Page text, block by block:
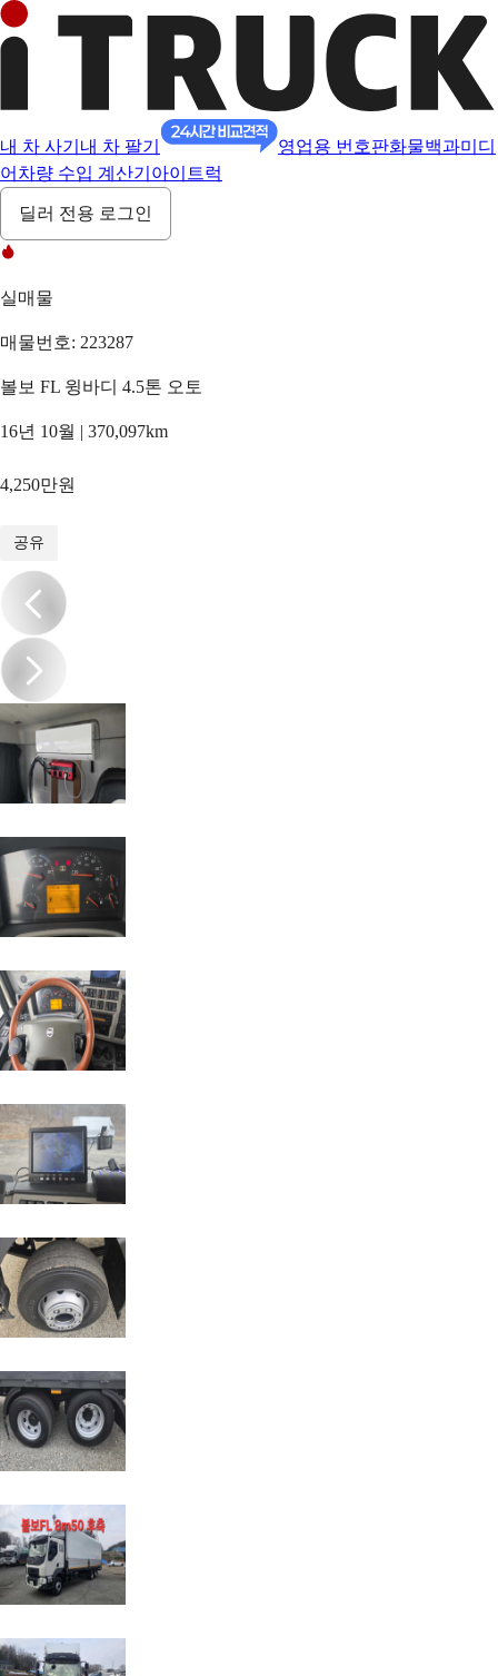
내 차 사기 내 차 팔기 영업용 번호판화물백과미디
어 차량 수입 계산기 아이트럭
딜러 전용 로그인
실매물
매물번호: 223287
볼보 FL 윙바디 4.5톤 오토
16년 10월 | 370,097km
4,250만원
공유
/18